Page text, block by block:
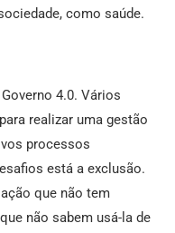
como saúde.
4.0. Vários
realizar uma gestão
processos
está a exclusão.
que não tem
não sabem usá-la de